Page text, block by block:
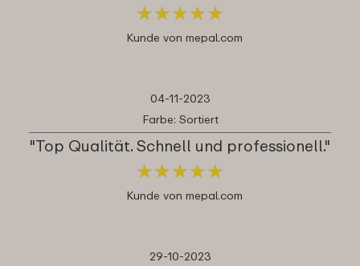
★★★★★
★★★★★
Kunde von mepal.com
04-11-2023
Farbe: Sortiert
"Top Qualität. Schnell und professionell."
★★★★★
★★★★★
Kunde von mepal.com
29-10-2023